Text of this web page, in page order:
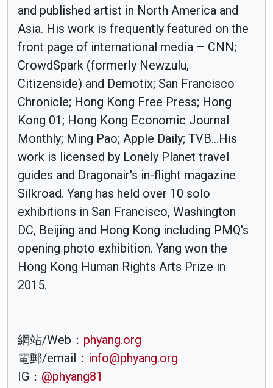
and published artist in North America and
Asia. His work is frequently featured on the
front page of international media – CNN;
CrowdSpark (formerly Newzulu,
Citizenside) and Demotix; San Francisco
Chronicle; Hong Kong Free Press; Hong
Kong 01; Hong Kong Economic Journal
Monthly; Ming Pao; Apple Daily; TVB...His
work is licensed by Lonely Planet travel
guides and Dragonair's in-flight magazine
Silkroad. Yang has held over 10 solo
exhibitions in San Francisco, Washington
DC, Beijing and Hong Kong including PMQ's
opening photo exhibition. Yang won the
Hong Kong Human Rights Arts Prize in
2015.
網站/Web： phyang.org
電郵/email： info@phyang.org
IG： @phyang81